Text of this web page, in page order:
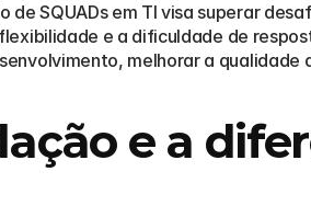
de SQUADs em TI visa superar
e a dificuldade de
melhorar a
e a